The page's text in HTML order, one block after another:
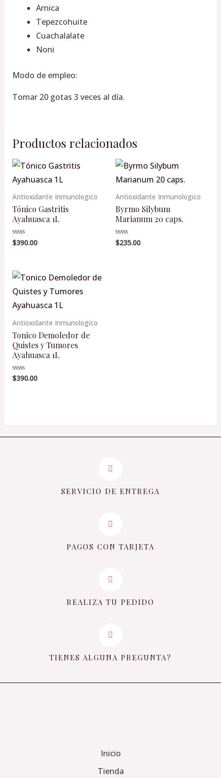
Arnica
Tepezcohuite
Cuachalalate
Noni
Modo de empleo:
Tomar 20 gotas 3 veces al día.
Productos relacionados
Antioxidante Inmunologico
Tónico Gastritis
Ayahuasca 1L
Valorado
en
$390.00
Antioxidante Inmunologico
Byrmo Silybum
Marianum 20 caps.
Valorado
en
$235.00
Antioxidante Inmunologico
Tonico Demoledor de
Quistes y Tumores
Ayahuasca 1L
Valorado
en
$390.00
SERVICIO DE ENTREGA
PAGOS CON TARJETA
REALIZA TU PEDIDO
TIENES ALGUNA PREGUNTA?
Inicio
Tienda